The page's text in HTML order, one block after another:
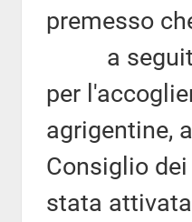
premesso
a seguito
per
agrigentine,
Consiglio
stata